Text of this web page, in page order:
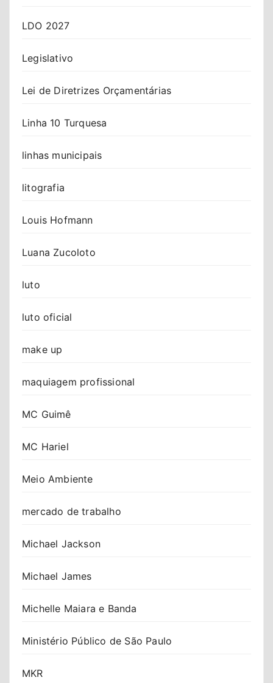
LDO 2027
Legislativo
Lei de Diretrizes Orçamentárias
Linha 10 Turquesa
linhas municipais
litografia
Louis Hofmann
Luana Zucoloto
luto
luto oficial
make up
maquiagem profissional
MC Guimê
MC Hariel
Meio Ambiente
mercado de trabalho
Michael Jackson
Michael James
Michelle Maiara e Banda
Ministério Público de São Paulo
MKR